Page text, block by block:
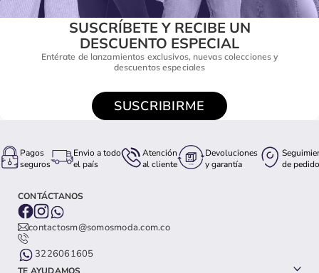
SUSCRÍBETE Y RECIBE UN
DESCUENTO ESPECIAL
Entérate de lanzamientos exclusivos, nuevas colecciones y
descuentos especiales
SUSCRIBIRME
Pagos
seguros
Envio a todo
el país
Atención
al cliente
Devoluciones
y garantía
de pedido
CONTÁCTANOS
contactosm@somosmoda.com.co
3226061605
TE AYUDAMOS